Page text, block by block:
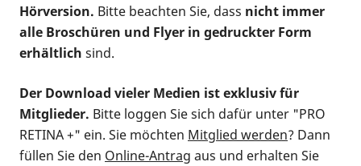
Hörversion. Bitte beachten Sie, dass nicht immer
alle Broschüren und Flyer in gedruckter Form
erhältlich sind.
Der Download vieler Medien ist exklusiv für
Mitglieder. Bitte loggen Sie sich dafür unter "PRO
RETINA +" ein. Sie möchten Mitglied werden? Dann
füllen Sie den Online-Antrag aus und erhalten Sie